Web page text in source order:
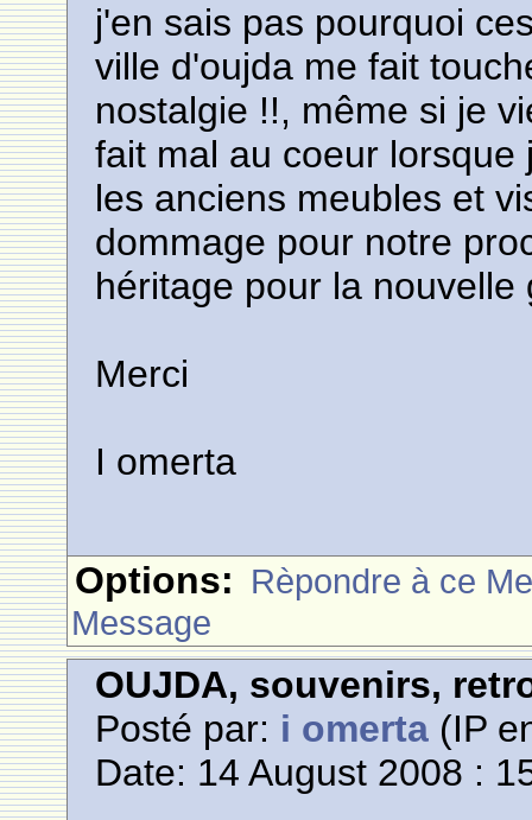
j'en sais pas pourquoi
ville d'oujda me fait
nostalgie !!, même si je
fait mal au coeur
les anciens meubles et
dommage pour notre
héritage pour la nouvelle
Merci
I omerta
Options: Rèpondre à ce
Message
OUJDA, souvenirs,
Posté par: i omerta (IP
Date: 14 August 2008 :